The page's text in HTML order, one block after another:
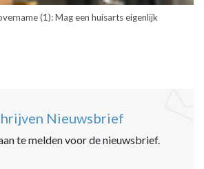
(1): Mag een huisarts eigenlijk
Nieuwsbrief
te melden voor de nieuwsbrief.